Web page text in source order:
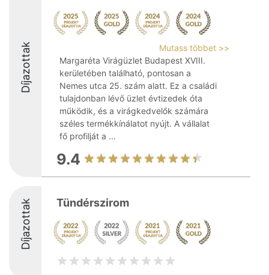
Díjazottak
Mutass többet >>
Margaréta Virágüzlet Budapest XVIII.
kerületében található, pontosan a
Nemes utca 25. szám alatt. Ez a családi
tulajdonban lévő üzlet évtizedek óta
működik, és a virágkedvelők számára
széles termékkínálatot nyújt. A vállalat
fő profilját a ...
9.4
Díjazottak Tündérszirom